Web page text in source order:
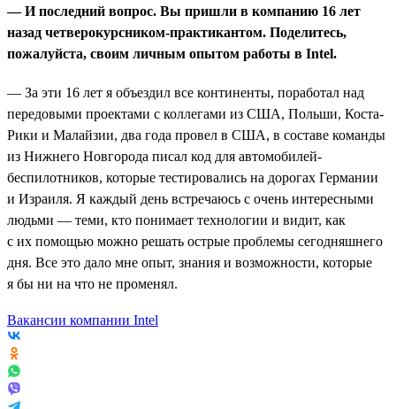
— И последний вопрос. Вы пришли в компанию 16 лет
назад четверокурсником-практикантом. Поделитесь,
пожалуйста, своим личным опытом работы в Intel.
— За эти 16 лет я объездил все континенты, поработал над
передовыми проектами с коллегами из США, Польши, Коста-
Рики и Малайзии, два года провел в США, в составе команды
из Нижнего Новгорода писал код для автомобилей-
беспилотников, которые тестировались на дорогах Германии
и Израиля. Я каждый день встречаюсь с очень интересными
людьми — теми, кто понимает технологии и видит, как
с их помощью можно решать острые проблемы сегодняшнего
дня. Все это дало мне опыт, знания и возможности, которые
я бы ни на что не променял.
Вакансии компании Intel